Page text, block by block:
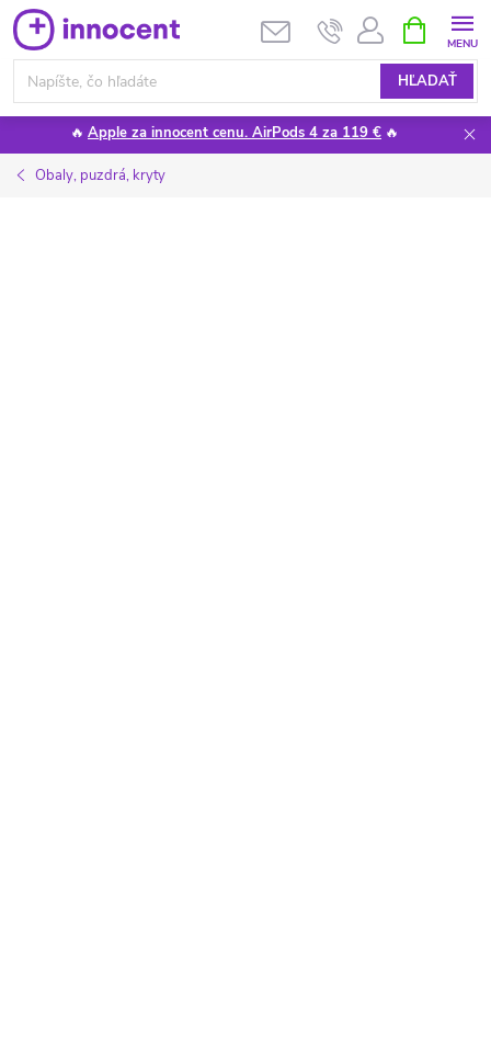
Prejsť
na
obsah
HĽADAŤ
KOŠÍK
🔥 Apple za innocent cenu. AirPods 4 za 119 € 🔥
Obaly, puzdrá, kryty